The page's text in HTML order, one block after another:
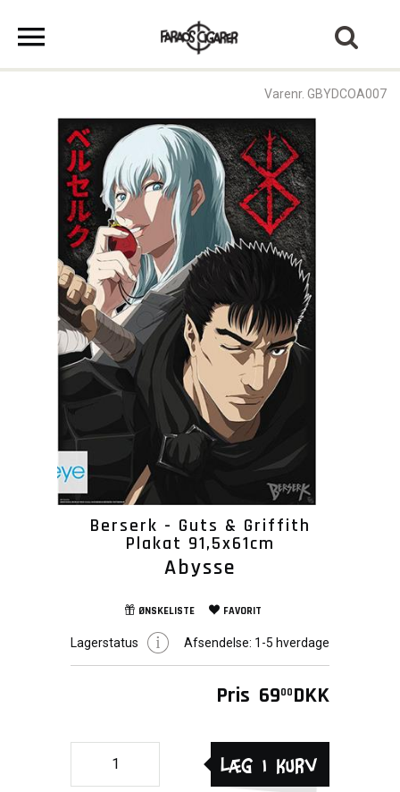
Varenr. GBYDCOA007
Berserk - Guts & Griffith
Plakat 91,5x61cm
Abysse
ØNSKELISTE FAVORIT
Lagerstatus Afsendelse: 1-5 hverdage
Pris 6900 DKK
Læg i kurv